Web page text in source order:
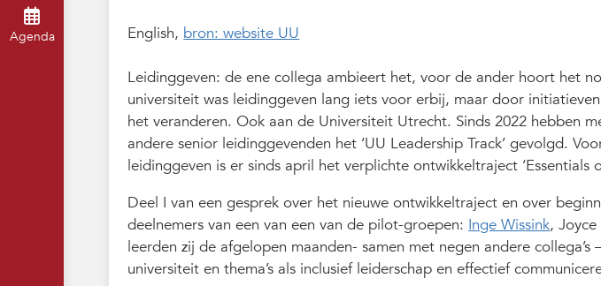
Agenda English, bron: website UU
Leidinggeven: de ene collega ambieert het, voor de ander hoort het
universiteit was leidinggeven lang iets voor erbij, maar door
het veranderen. Ook aan de Universiteit Utrecht. Sinds 2022 hebben
andere senior leidinggevenden het ‘UU Leadership Track’ gevolgd.
leidinggeven is er sinds april het verplichte ontwikkeltraject ‘Essentials
Deel I van een gesprek over het nieuwe ontwikkeltraject en over
deelnemers van een van een van de pilot-groepen: Inge Wissink, Joyce
leerden zij de afgelopen maanden- samen met negen andere
universiteit en thema’s als inclusief leiderschap en effectief